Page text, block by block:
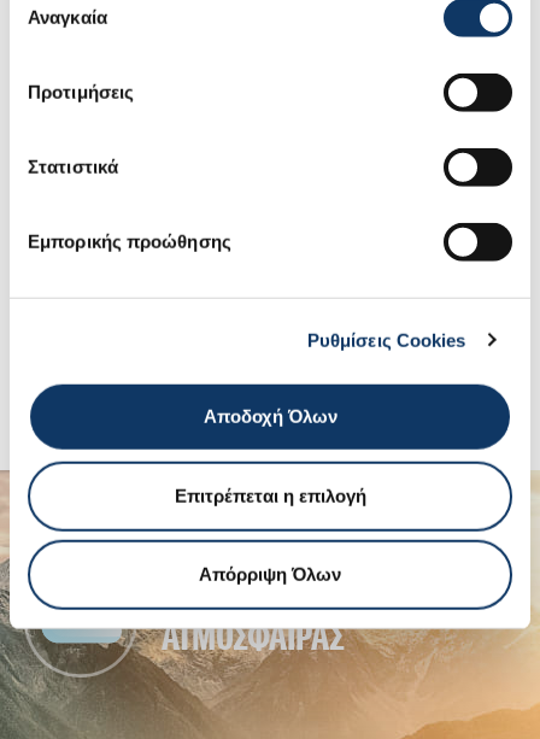
συγκατάθεσης
Αναγκαία
Προτιμήσεις
Στατιστικά
Εμπορικής προώθησης
Ρυθμίσεις Cookies
Αποδοχή Όλων
Επιτρέπεται η επιλογή
Απόρριψη Όλων
ΠΡΟΣΤΑΣΙΑ ΤΗΣ
ΑΤΜΟΣΦΑΙΡΑΣ